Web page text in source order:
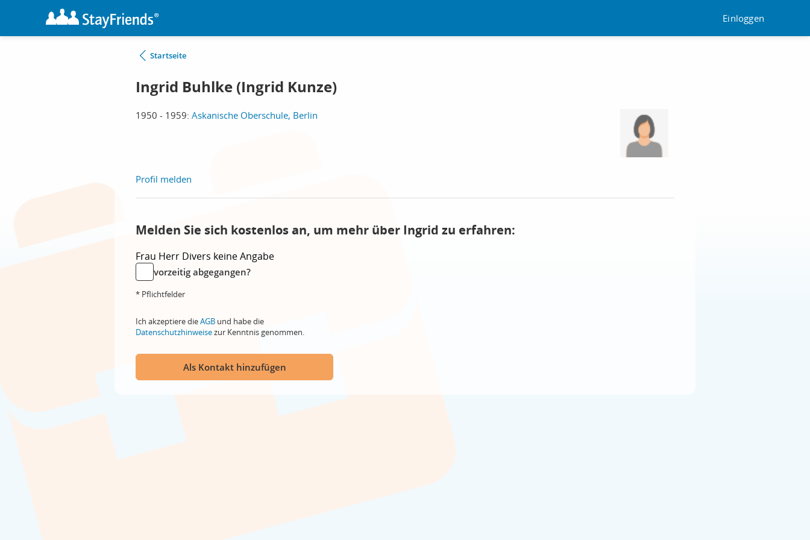
Einloggen
Startseite
Ingrid Buhlke (Ingrid Kunze)
1950 - 1959: Askanische Oberschule, Berlin
Profil melden
Melden Sie sich kostenlos an, um mehr über Ingrid zu erfahren:
Frau Herr Divers keine Angabe
vorzeitig abgegangen?
* Pflichtfelder
Ich akzeptiere dieAGB und habe die
Datenschutzhinweisezur Kenntnis genommen.
Als Kontakt hinzufügen